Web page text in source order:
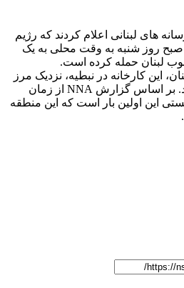
های لبنانی اعلام کردند که رژیم
صهیونیستی حوالی ساعت 4 صبح روز شنبه به وقت محلی به یک
لبنان حمله کرده است.
این کارخانه در نبطیه، نزدیک مرز
با رژیم صهیونیستی قرار دارد. بر اساس گزارش NNA از زمان
صهیونیستی این اولین بار است که این منطقه